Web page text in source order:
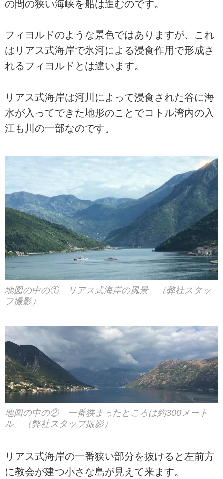
の間の狭い海峡を船は進むのです。
フィヨルドのような景色ではありますが、これ
はリアス式海岸で氷河による浸食作用で形成さ
れるフィヨルドとは違います。
リアス式海岸は河川によって浸食された谷に海
水が入ってできた地形のことでコトル湾内の入
江も川の一部なのです。
地図の中の① リアス式海岸の風景 （弊社スタッ
フ撮影）
地図の中の② 一番狭まったところは約300メート
ル （弊社スタッフ撮影）
リアス式海岸の一番狭い部分を抜けると左前方
に教会が建つ小さな島が見えて来ます。